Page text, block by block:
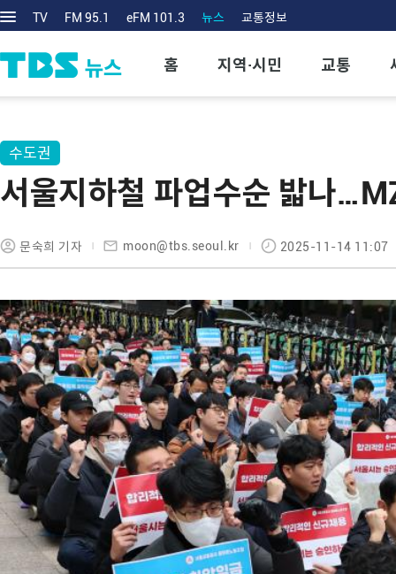
TV FM 95.1 eFM 101.3 뉴스 교통정보
홈 지역·시민 교통
수도권
서울지하철 파업수순 밟나
문숙희 기자 moon@tbs.seoul.kr 2025-11-14 11:07